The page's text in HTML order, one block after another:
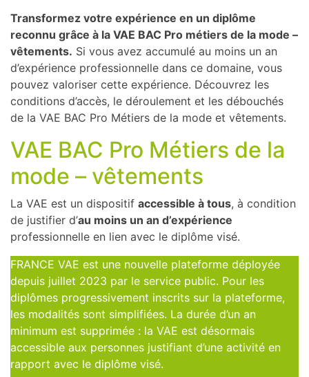
Transformez votre expérience en un diplôme
reconnu grâce à la VAE BAC Pro métiers de la mode –
vêtements. Si vous avez accumulé au moins un an
d’expérience professionnelle dans ce domaine, vous
pouvez valoriser cette expérience. Découvrez les
conditions d’accès, le déroulement et les débouchés
de la VAE BAC Pro Métiers de la mode et vêtements.
VAE BAC Pro Métiers de la
mode – vêtements
La VAE est un dispositif accessible à tous, à condition
de justifier d’au moins un an d’expérience
professionnelle en lien avec le diplôme visé.
FRANCE VAE est une nouvelle plateforme déployée
depuis juillet 2023 par le service public. Pour les
diplômes progressivement inscrits sur la plateforme,
les modalités sont simplifiées. La durée d’un an
minimum est supprimée : la VAE est désormais
accessible aux personnes justifiant d’une activité en
rapport avec le diplôme visé.